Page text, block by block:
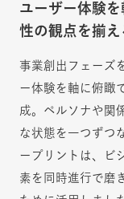
ユーザー体験
性の観点を揃え
事業創出フェーズ
ー体験を軸に俯瞰
成。ペルソナや関
な状態を一つずつ
ープリントは、ビ
素を同時進行で磨